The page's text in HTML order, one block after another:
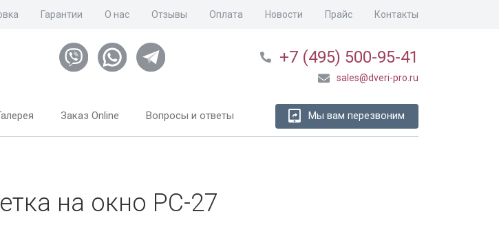
Гарантии О нас Отзывы Оплата Новости Прайс Контакты
+7 (495) 500-95-41
sales@dveri-pro.ru
Заказ Online Вопросы и ответы Мы вам перезвоним
на окно РС-27